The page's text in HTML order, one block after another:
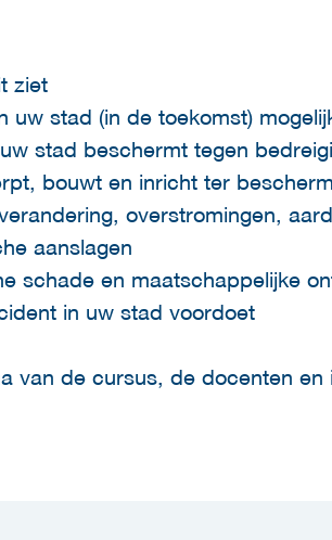
ziet
uw stad (in de toekomst)
stad beschermt tegen
bouwt en inricht ter
overstromingen,
aanslagen
schade en maatschappelijke
in uw stad voordoet
van de cursus, de docenten